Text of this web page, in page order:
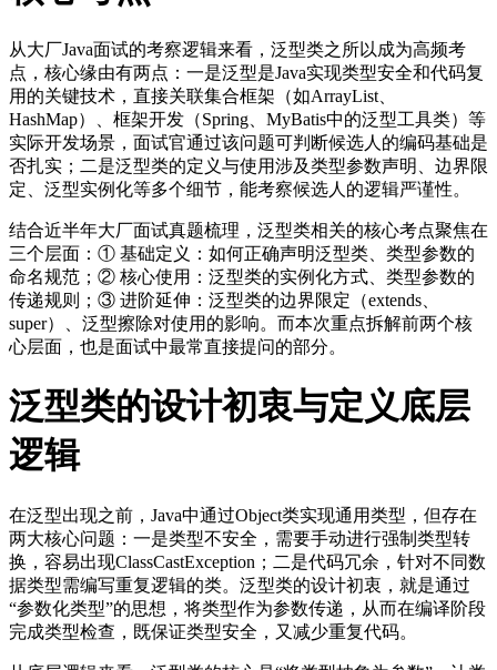
从大厂Java面试的考察逻辑来看，泛型类之所以成为高频考
点，核心缘由有两点：一是泛型是Java实现类型安全和代码复
用的关键技术，直接关联集合框架（如ArrayList、
HashMap）、框架开发（Spring、MyBatis中的泛型工具类）等
实际开发场景，面试官通过该问题可判断候选人的编码基础是
否扎实；二是泛型类的定义与使用涉及类型参数声明、边界限
定、泛型实例化等多个细节，能考察候选人的逻辑严谨性。
结合近半年大厂面试真题梳理，泛型类相关的核心考点聚焦在
三个层面：① 基础定义：如何正确声明泛型类、类型参数的
命名规范；② 核心使用：泛型类的实例化方式、类型参数的
传递规则；③ 进阶延伸：泛型类的边界限定（extends、
super）、泛型擦除对使用的影响。而本次重点拆解前两个核
心层面，也是面试中最常直接提问的部分。
泛型类的设计初衷与定义底层
逻辑
在泛型出现之前，Java中通过Object类实现通用类型，但存在
两大核心问题：一是类型不安全，需要手动进行强制类型转
换，容易出现ClassCastException；二是代码冗余，针对不同数
据类型需编写重复逻辑的类。泛型类的设计初衷，就是通过
“参数化类型”的思想，将类型作为参数传递，从而在编译阶段
完成类型检查，既保证类型安全，又减少重复代码。